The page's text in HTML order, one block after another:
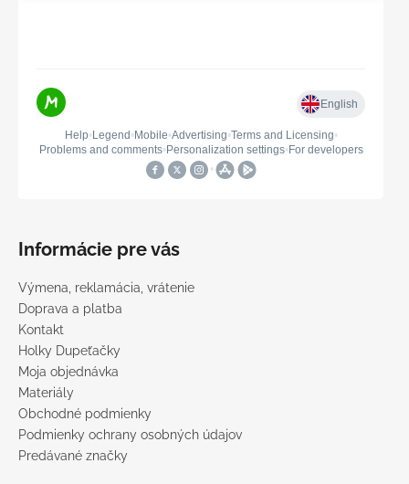
Informácie pre vás
Výmena, reklamácia, vrátenie
Doprava a platba
Kontakt
Holky Dupeťačky
Moja objednávka
Materiály
Obchodné podmienky
Podmienky ochrany osobných údajov
Predávané značky